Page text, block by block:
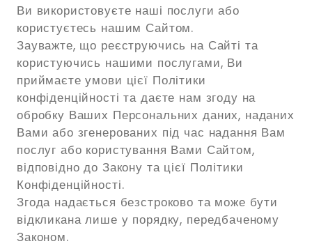
Ви використовуєте наші послуги або
користуєтесь нашим Сайтом.
Зауважте, що реєструючись на Сайті та
користуючись нашими послугами, Ви
приймаєте умови цієї Політики
конфіденційності та даєте нам згоду на
обробку Ваших Персональних даних, наданих
Вами або згенерованих під час надання Вам
послуг або користування Вами Сайтом,
відповідно до Закону та цієї Політики
Конфіденційності.
Згода надається безстроково та може бути
відкликана лише у порядку, передбаченому
Законом.